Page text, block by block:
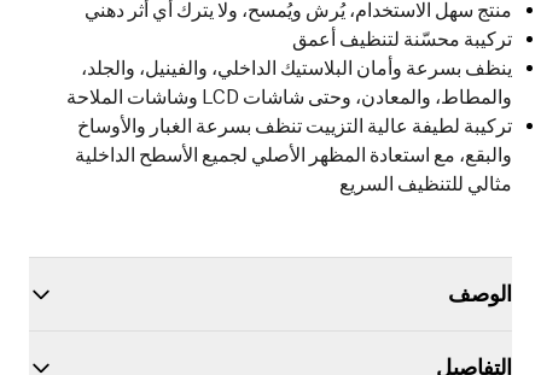
منتج سهل الاستخدام، يُرش ويُمسح، ولا يترك أي أثر دهني
تركيبة محسّنة لتنظيف أعمق
ينظف بسرعة وأمان البلاستيك الداخلي، والفينيل، والجلد،
والمطاط، والمعادن، وحتى شاشات LCD وشاشات الملاحة
تركيبة لطيفة عالية التزييت تنظف بسرعة الغبار والأوساخ
والبقع، مع استعادة المظهر الأصلي لجميع الأسطح الداخلية
مثالي للتنظيف السريع
الوصف
التفاصيل